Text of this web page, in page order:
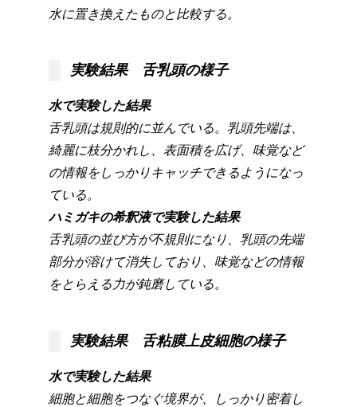
水に置き換えたものと比較する。
実験結果 舌乳頭の様子
水で実験した結果
舌乳頭は規則的に並んでいる。乳頭先端は、
綺麗に枝分かれし、表面積を広げ、味覚など
の情報をしっかりキャッチできるようになっ
ている。
ハミガキの希釈液で実験した結果
舌乳頭の並び方が不規則になり、乳頭の先端
部分が溶けて消失しており、味覚などの情報
をとらえる力が鈍磨している。
実験結果 舌粘膜上皮細胞の様子
水で実験した結果
細胞と細胞をつなぐ境界が、しっかり密着し